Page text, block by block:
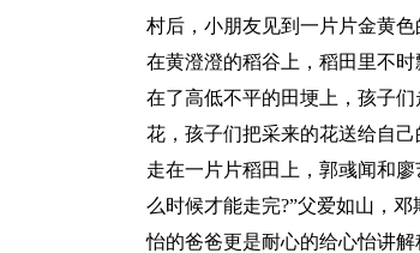
村后，小朋友见到一片片金黄
在黄澄澄的稻谷上，稻田里不
在了高低不平的田埂上，孩子
花，孩子们把采来的花送给自
走在一片片稻田上，郭彧闻和
么时候才能走完?”父爱如山，
怡的爸爸更是耐心的给心怡讲